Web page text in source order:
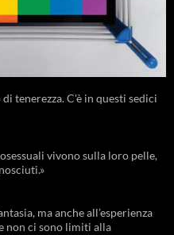
tenerezza. C'è in questi sedici
vivono sulla loro pelle,
ma anche all’esperienza
non ci sono limiti alla